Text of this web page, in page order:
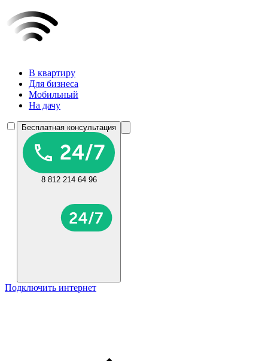
В квартиру
Для бизнеса
Мобильный
На дачу
Бесплатная консультация
8 812 214 64 96
Подключить интернет